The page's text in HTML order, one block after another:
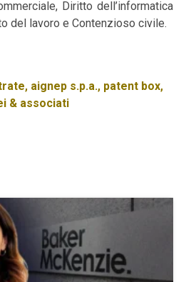
Diritto dell’informatica
del lavoro e Contenzioso civile.
, aignep s.p.a., patent box,
& associati